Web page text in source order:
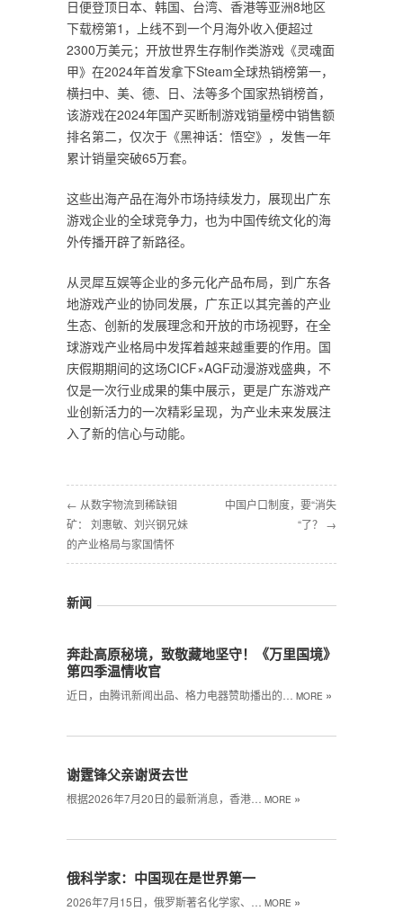
日便登顶日本、韩国、台湾、香港等亚洲8地区
下载榜第1，上线不到一个月海外收入便超过
2300万美元；开放世界生存制作类游戏《灵魂面
甲》在2024年首发拿下Steam全球热销榜第一，
横扫中、美、德、日、法等多个国家热销榜首，
该游戏在2024年国产买断制游戏销量榜中销售额
排名第二，仅次于《黑神话：悟空》，发售一年
累计销量突破65万套。
这些出海产品在海外市场持续发力，展现出广东
游戏企业的全球竞争力，也为中国传统文化的海
外传播开辟了新路径。
从灵犀互娱等企业的多元化产品布局，到广东各
地游戏产业的协同发展，广东正以其完善的产业
生态、创新的发展理念和开放的市场视野，在全
球游戏产业格局中发挥着越来越重要的作用。国
庆假期期间的这场CICF×AGF动漫游戏盛典，不
仅是一次行业成果的集中展示，更是广东游戏产
业创新活力的一次精彩呈现，为产业未来发展注
入了新的信心与动能。
← 从数字物流到稀缺钼
矿： 刘惠敏、刘兴钢兄妹
的产业格局与家国情怀
中国户口制度，要“消失
“了？ →
新闻
奔赴高原秘境，致敬藏地坚守！《万里国境》
第四季温情收官
近日，由腾讯新闻出品、格力电器赞助播出的… MORE »
谢霆锋父亲谢贤去世
根据2026年7月20日的最新消息，香港… MORE »
俄科学家：中国现在是世界第一
2026年7月15日，俄罗斯著名化学家、… MORE »